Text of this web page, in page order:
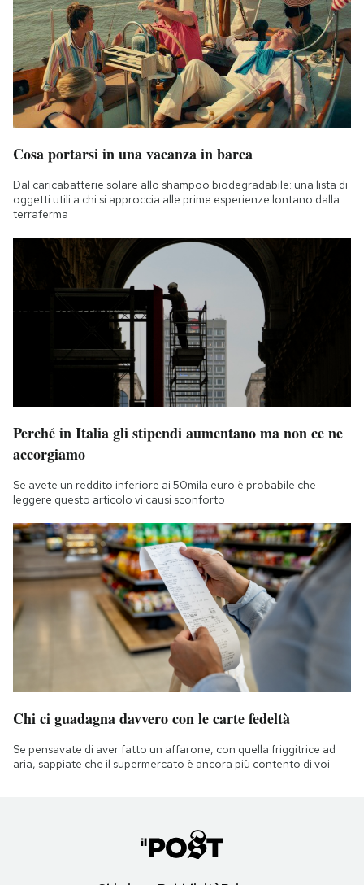
Cosa portarsi in una vacanza in barca
Dal caricabatterie solare allo shampoo biodegradabile: una lista di
oggetti utili a chi si approccia alle prime esperienze lontano dalla
terraferma
Perché in Italia gli stipendi aumentano ma non ce ne
accorgiamo
Se avete un reddito inferiore ai 50mila euro è probabile che
leggere questo articolo vi causi sconforto
Chi ci guadagna davvero con le carte fedeltà
Se pensavate di aver fatto un affarone, con quella friggitrice ad
aria, sappiate che il supermercato è ancora più contento di voi